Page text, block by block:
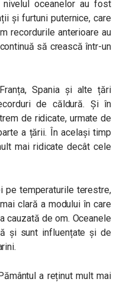
oceanelor au fost
și furtuni puternice, care
recordurile anterioare au
să crească într-un
Spania și alte țări
de căldură. Și în
de ridicate, urmate de
a țării. În același timp
mai ridicate decât cele
pe temperaturile terestre,
clară a modului în care
cauzată de om. Oceanele
și sunt influențate și de
a reținut mult mai